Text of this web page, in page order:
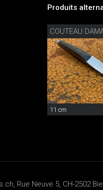
Produits
COUTEAU
11 cm
Rue Neuve 5, CH-2502